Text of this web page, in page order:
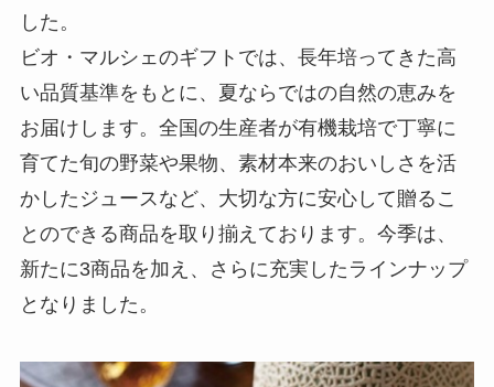
した。
ビオ・マルシェのギフトでは、長年培ってきた高
い品質基準をもとに、夏ならではの自然の恵みを
お届けします。全国の生産者が有機栽培で丁寧に
育てた旬の野菜や果物、素材本来のおいしさを活
かしたジュースなど、大切な方に安心して贈るこ
とのできる商品を取り揃えております。今季は、
新たに3商品を加え、さらに充実したラインナップ
となりました。